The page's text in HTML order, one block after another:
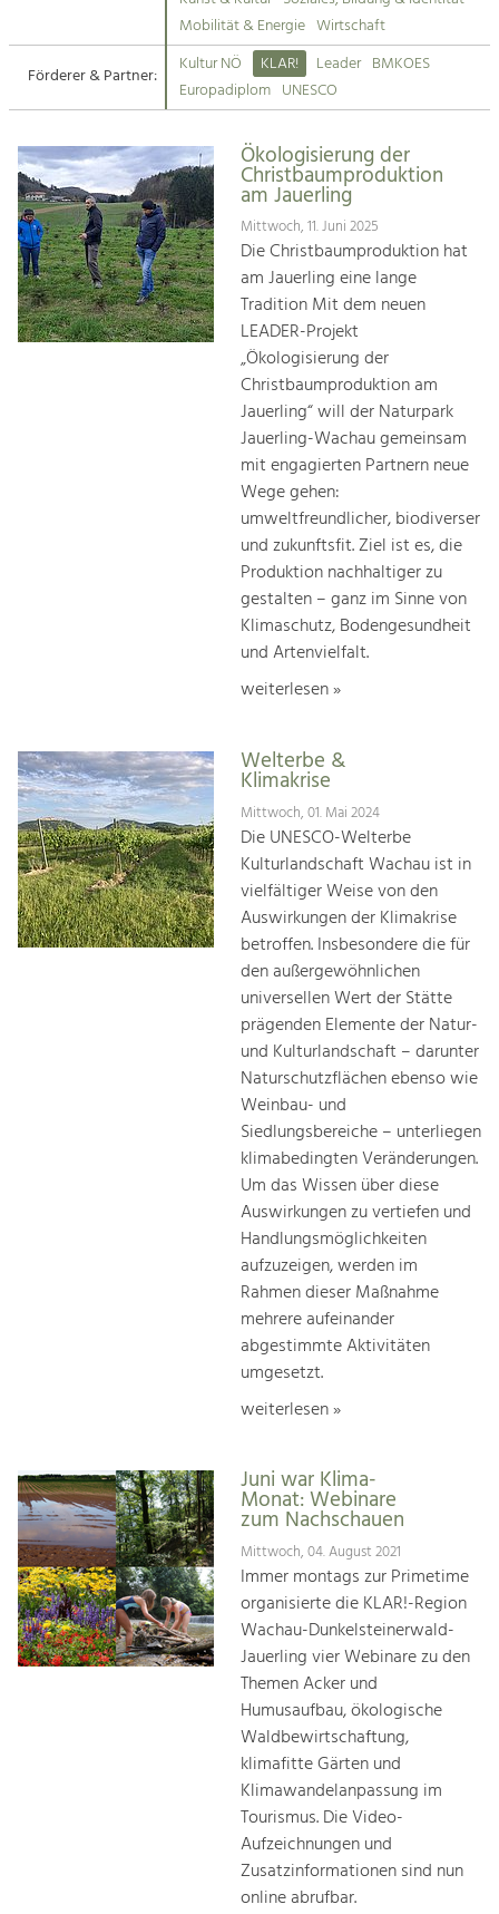
Suche
Impressum
Kontakt
Tourismus
Angebotsentwicklung und
Kunst & Kultur
Handwerk, Wissenschaft und Forschung.
Soziales, Bildung &
Identität
Gleichberechtigung, Jugend und
Integration
Mobilität & Energie
Klimawandel, öffentlicher Verkehr und
Steigerung regionaler Wertschöpfung
Mobilität & Energie Wirtschaft
Förderer & Partner:
Kultur NÖ KLAR! Leader BMKOES
Europadiplom UNESCO
Ökologisierung der
Christbaumproduktion
am Jauerling
Mittwoch, 11. Juni 2025
Die Christbaumproduktion hat
am Jauerling eine lange
Tradition Mit dem neuen
LEADER-Projekt
„Ökologisierung der
Christbaumproduktion am
Jauerling“ will der Naturpark
Jauerling-Wachau gemeinsam
mit engagierten Partnern neue
Wege gehen:
umweltfreundlicher, biodiverser
und zukunftsfit. Ziel ist es, die
Produktion nachhaltiger zu
gestalten – ganz im Sinne von
Klimaschutz, Bodengesundheit
und Artenvielfalt.
weiterlesen »
Welterbe &
Klimakrise
Mittwoch, 01. Mai 2024
Die UNESCO-Welterbe
Kulturlandschaft Wachau ist in
vielfältiger Weise von den
Auswirkungen der Klimakrise
betroffen. Insbesondere die für
den außergewöhnlichen
universellen Wert der Stätte
prägenden Elemente der Natur-
und Kulturlandschaft – darunter
Naturschutzflächen ebenso wie
Weinbau- und
Siedlungsbereiche – unterliegen
klimabedingten Veränderungen.
Um das Wissen über diese
Auswirkungen zu vertiefen und
Handlungsmöglichkeiten
aufzuzeigen, werden im
Rahmen dieser Maßnahme
mehrere aufeinander
abgestimmte Aktivitäten
umgesetzt.
weiterlesen »
Juni war Klima-
Monat: Webinare
zum Nachschauen
Mittwoch, 04. August 2021
Immer montags zur Primetime
organisierte die KLAR!-Region
Wachau-Dunkelsteinerwald-
Jauerling vier Webinare zu den
Themen Acker und
Humusaufbau, ökologische
Waldbewirtschaftung,
klimafitte Gärten und
Klimawandelanpassung im
Tourismus. Die Video-
Aufzeichnungen und
Zusatzinformationen sind nun
online abrufbar.